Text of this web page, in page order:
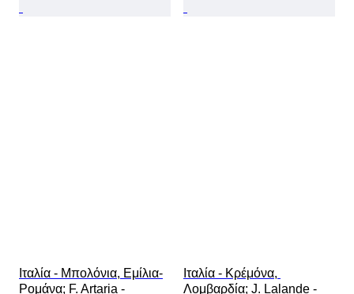
Ιταλία - Μπολόνια, Εμίλια-
Ρομάνα; F. Artaria -
Ιταλία - Κρέμόνα,
Λομβαρδία; J. Lalande -